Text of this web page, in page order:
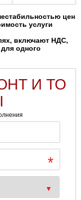
цен
услуги
включают НДС,
одного
И ТО